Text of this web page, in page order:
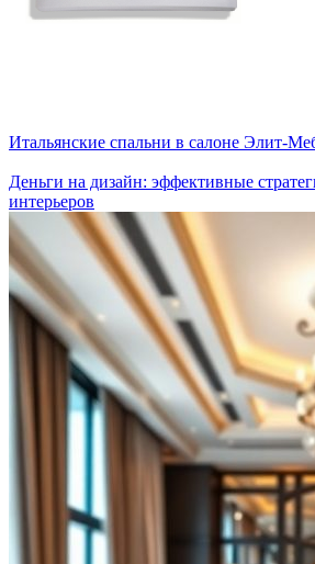
Итальянские спальни в салоне Элит-
Деньги на дизайн: эффективные
интерьеров